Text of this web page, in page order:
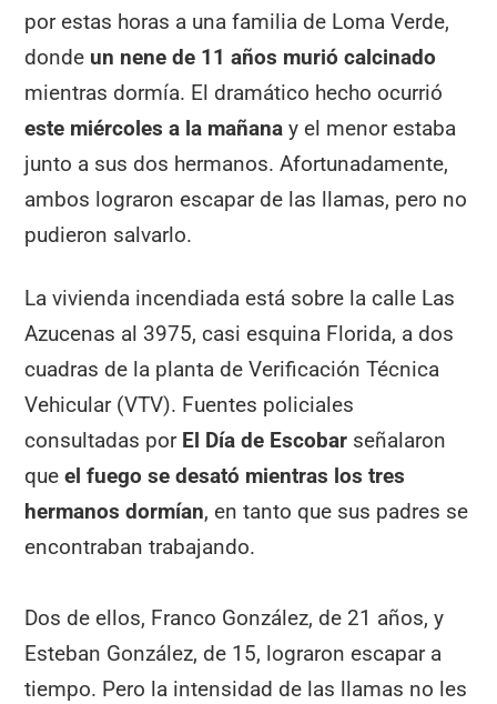
por estas horas a una familia de Loma Verde,
donde un nene de 11 años murió calcinado
mientras dormía. El dramático hecho ocurrió
este miércoles a la mañana y el menor estaba
junto a sus dos hermanos. Afortunadamente,
ambos lograron escapar de las llamas, pero no
pudieron salvarlo.
La vivienda incendiada está sobre la calle Las
Azucenas al 3975, casi esquina Florida, a dos
cuadras de la planta de Verificación Técnica
Vehicular (VTV). Fuentes policiales
consultadas por El Día de Escobar señalaron
queel fuego se desató mientras los tres
hermanos dormían, en tanto que sus padres se
encontraban trabajando.
Dos de ellos, Franco González, de 21 años, y
Esteban González, de 15, lograron escapar a
tiempo. Pero la intensidad de las llamas no les